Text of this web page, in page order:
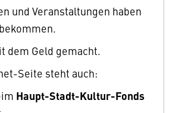
und Veranstaltungen haben
dem Geld gemacht.
Seite steht auch:
Haupt-Stadt-Kultur-Fonds